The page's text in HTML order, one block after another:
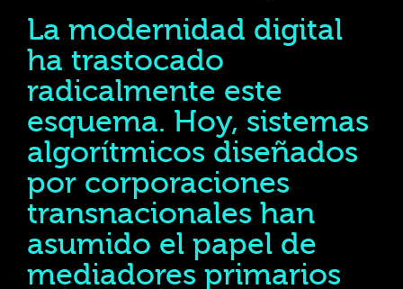
La modernidad digital
ha trastocado
radicalmente este
esquema. Hoy, sistemas
algorítmicos diseñados
por corporaciones
transnacionales han
asumido el papel de
mediadores primarios